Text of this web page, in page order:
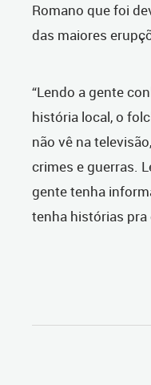
Romano que foi
das maiores
“Lendo a gente
história local, o
não vê na
crimes e guerras.
gente tenha
tenha histórias pra